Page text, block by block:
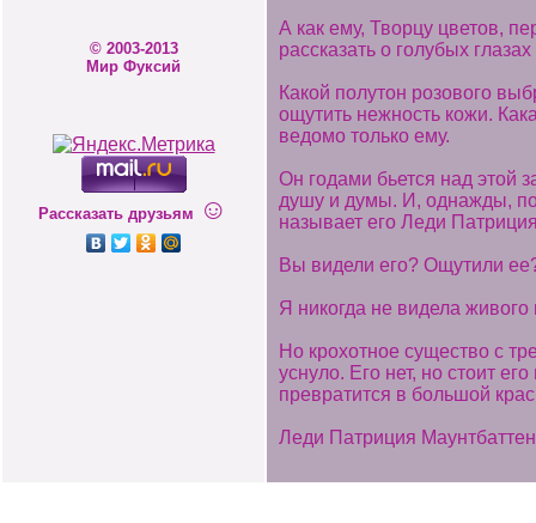
© 2003-2013
Мир Фуксий
Рассказать друзьям ☺
А как ему, Творцу цветов,
рассказать о голубых
Какой полутон розового
ощутить нежность кожи.
ведомо только ему.
Он годами бьется над этой
душу и думы. И, однажды,
называет его Леди
Вы видели его? Ощутили
Я никогда не видела
Но крохотное существо с
уснуло. Его нет, но стоит
превратится в большой
Леди Патриция